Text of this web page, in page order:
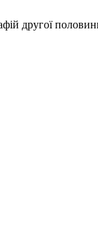
другої